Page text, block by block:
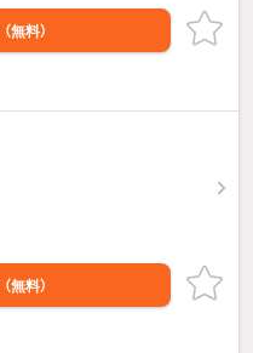
（無料）
（無料）